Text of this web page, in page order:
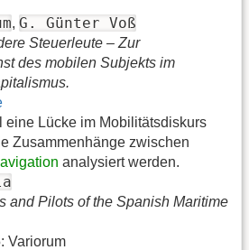
, G. Günter Voß
Steuerleute – Zur
des mobilen Subjekts im
eine Lücke im Mobilitätsdiskurs
Zusammenhänge zwischen
analysiert werden.
and Pilots of the Spanish Maritime
Variorum